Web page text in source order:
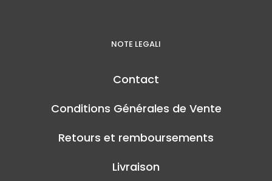
NOTE LEGALI
Contact
Conditions Générales de Vente
Retours et remboursements
Livraison